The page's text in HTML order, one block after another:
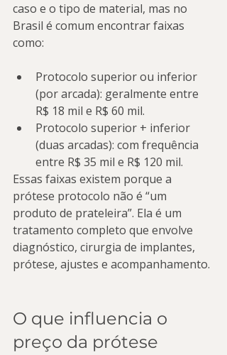
caso e o tipo de material, mas no
Brasil é comum encontrar faixas
como:
Protocolo superior ou inferior
(por arcada): geralmente entre
R$ 18 mil e R$ 60 mil.
Protocolo superior + inferior
(duas arcadas): com frequência
entre R$ 35 mil e R$ 120 mil.
Essas faixas existem porque a
prótese protocolo não é “um
produto de prateleira”. Ela é um
tratamento completo que envolve
diagnóstico, cirurgia de implantes,
prótese, ajustes e acompanhamento.
O que influencia o
preço da prótese